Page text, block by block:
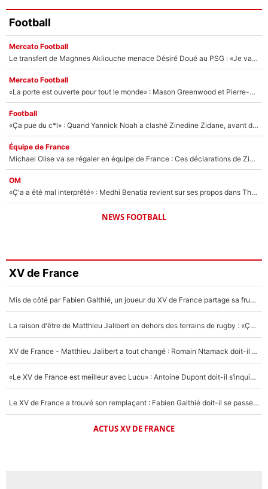
Football
Mercato Football
Le transfert de Maghnes Akliouche menace Désiré Doué au PSG : «Je valide à 200%»
Mercato Football
«La porte est ouverte pour tout le monde» : Mason Greenwood et Pierre-Emerick Aubameyang ont quitté l'OM, Amine Gouiri balance sur la suite du mercato et sur la réaction du vestiaire !
Football
«Ça pue du c*l» : Quand Yannick Noah a clashé Zinedine Zidane, avant de se faire recadrer par le nouveau sélectionneur de l'équipe de France !
Équipe de France
Michael Olise va se régaler en équipe de France : Ces déclarations de Zinedine Zidane qui prouvent qu'il va tout miser sur la star du Bayern Munich !
OM
«Ç'a a été mal interprêté» : Medhi Benatia revient sur ses propos dans The Bridge et précise ses conditions pour rejoindre le PSG !
NEWS FOOTBALL
XV de France
Mis de côté par Fabien Galthié, un joueur du XV de France partage sa frustration : «ils ne me l’ont pas dit tout de suite»
La raison d'être de Matthieu Jalibert en dehors des terrains de rugby : «Ça m'atteint autant que si tu touches à un membre de ma famille»
XV de France - Matthieu Jalibert a tout changé : Romain Ntamack doit-il s’inquiéter pour sa place à un an de la Coupe du monde ?
«Le XV de France est meilleur avec Lucu» : Antoine Dupont doit-il s’inquiéter pour sa place ?
Le XV de France a trouvé son remplaçant : Fabien Galthié doit-il se passer d'Antoine Dupont ?
ACTUS XV DE FRANCE